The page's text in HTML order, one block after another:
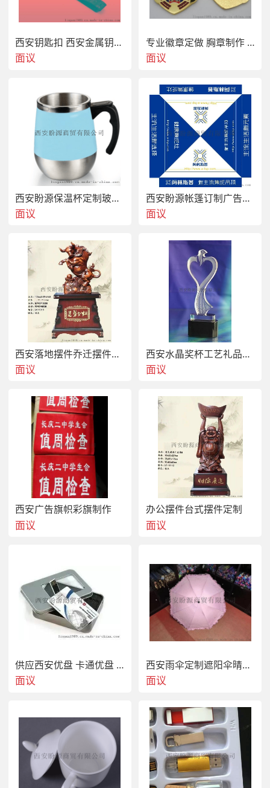
西安钥匙扣 西安金属钥匙扣 钥匙扣定做
面议
专业徽章定做 胸章制作 金属胸章定做
面议
西安盼源保温杯定制玻璃杯制作广告杯子制作
面议
西安盼源帐篷订制广告帐篷制作精美帐篷订制广告户外帐篷
面议
西安落地摆件乔迁摆件开业树脂大摆件
面议
西安水晶奖杯工艺礼品摆件
面议
西安广告旗帜彩旗制作
面议
办公摆件台式摆件定制
面议
供应西安优盘 卡通优盘 卡片U盘 双面彩印u盘
面议
西安雨伞定制遮阳伞晴雨伞广告帐篷
面议